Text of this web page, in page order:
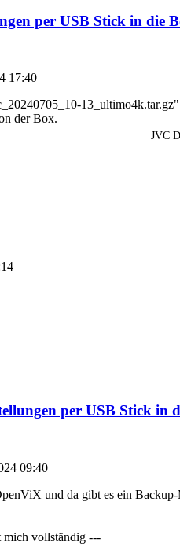
per USB Stick in die
17:40
der Box.
JVC
per USB Stick in
09:40
und da gibt es ein
mich vollständig ---